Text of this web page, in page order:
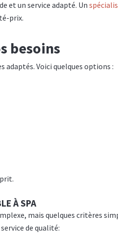
et un service adapté. Un
prix.
besoins
adaptés. Voici quelques options :
À SPA
mais quelques critères
de qualité: